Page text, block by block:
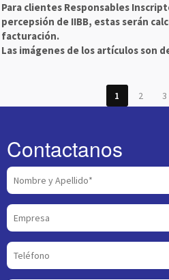
Para clientes Responsables
percepsión de IIBB, estas serán
facturación.
Las imágenes de los artículos son
1 2 3
Contactanos